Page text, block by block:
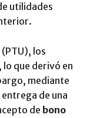
utilidades
los
que derivó en
mediante
de una
de bono